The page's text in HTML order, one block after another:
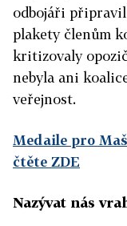
odbojáři
plakety členům
kritizovaly
nebyla ani
veřejnost.
Medaile pro
čtěte ZDE
Nazývat nás